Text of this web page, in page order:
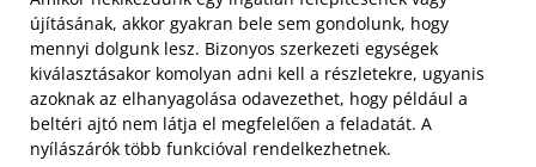
újításának, akkor gyakran bele sem gondolunk, hogy
mennyi dolgunk lesz. Bizonyos szerkezeti egységek
kiválasztásakor komolyan adni kell a részletekre, ugyanis
azoknak az elhanyagolása odavezethet, hogy például a
beltéri ajtó nem látja el megfelelően a feladatát. A
nyílászárók több funkcióval rendelkezhetnek.